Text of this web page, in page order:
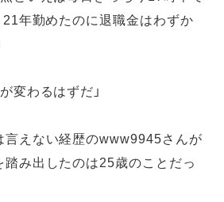
年勤めたのに退職金はわずか
変わるはずだ」
言えない経歴のwww9945さんが
み出したのは25歳のことだっ